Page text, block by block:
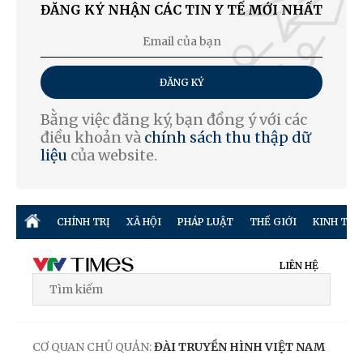
ĐĂNG KÝ NHẬN CÁC TIN Y TẾ MỚI NHẤT
ĐĂNG KÝ
Bằng việc đăng ký, bạn đồng ý với các
điều khoản và chính sách thu thập dữ
liệu của website.
CHÍNH TRỊ XÃ HỘI PHÁP LUẬT THẾ GIỚI KINH TẾ
LIÊN HỆ
CƠ QUAN CHỦ QUẢN:ĐÀI TRUYỀN HÌNH VIỆT NAM